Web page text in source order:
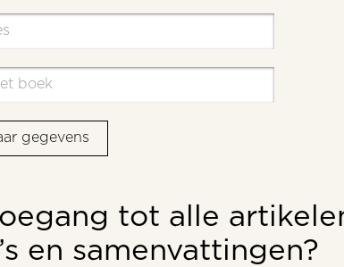
gegevens
tot alle
en samenvattingen?